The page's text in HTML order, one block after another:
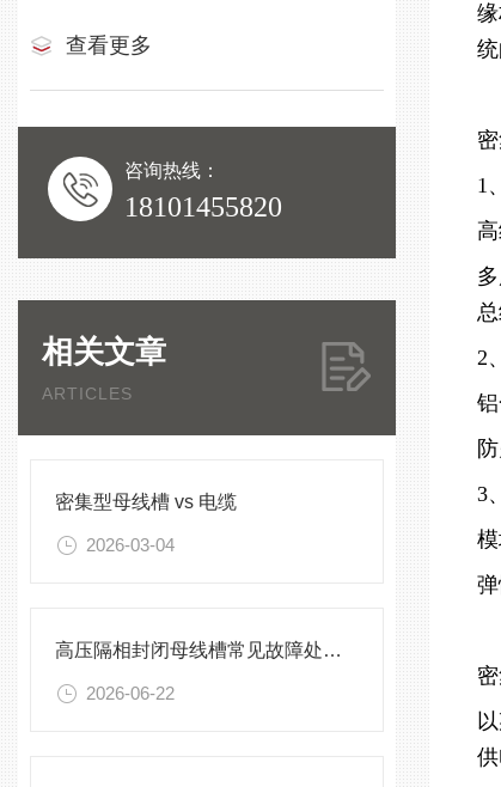
查看更多
咨询热线：
18101455820
相关文章
ARTICLES
密集型母线槽 vs 电缆
2026-03-04
高压隔相封闭母线槽常见故障处理方案
2026-06-22
1
2
3